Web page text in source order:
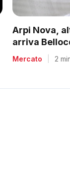
Arpi Nova,
arriva
quota
Mercato 2